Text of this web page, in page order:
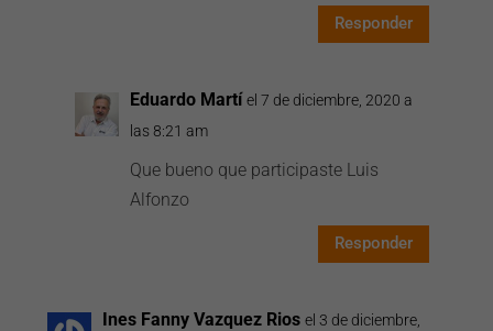
Responder
Eduardo Martí el 7 de diciembre, 2020 a
las 8:21 am
Que bueno que participaste Luis
Alfonzo
Responder
Ines Fanny Vazquez Rios el 3 de diciembre,